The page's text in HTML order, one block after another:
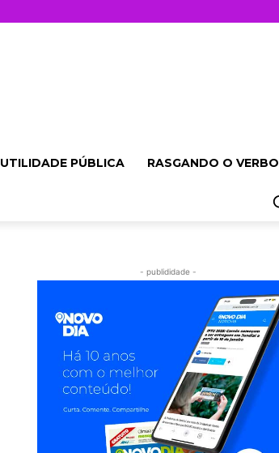
UTILIDADE PÚBLICA RASGANDO O VERBO
- publididade -